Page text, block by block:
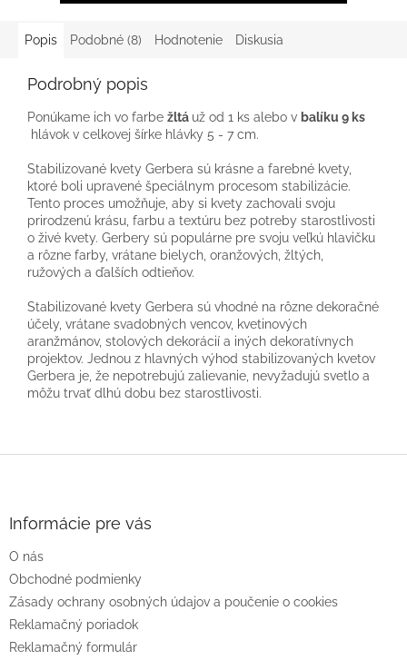
Popis Podobné (8) Hodnotenie Diskusia
Podrobný popis
Ponúkame ich vo farbe žltá už od 1 ks alebo v balíku 9 ks
hlávok v celkovej šírke hlávky 5 - 7 cm.
Stabilizované kvety Gerbera sú krásne a farebné kvety,
ktoré boli upravené špeciálnym procesom stabilizácie.
Tento proces umožňuje, aby si kvety zachovali svoju
prirodzenú krásu, farbu a textúru bez potreby starostlivosti
o živé kvety. Gerbery sú populárne pre svoju veľkú hlavičku
a rôzne farby, vrátane bielych, oranžových, žltých,
ružových a ďalších odtieňov.
Stabilizované kvety Gerbera sú vhodné na rôzne dekoračné
účely, vrátane svadobných vencov, kvetinových
aranžmánov, stolových dekorácií a iných dekoratívnych
projektov. Jednou z hlavných výhod stabilizovaných kvetov
Gerbera je, že nepotrebujú zalievanie, nevyžadujú svetlo a
môžu trvať dlhú dobu bez starostlivosti.
e
Informácie pre vás
O nás
Obchodné podmienky
Zásady ochrany osobných údajov a poučenie o cookies
Reklamačný poriadok
Reklamačný formulár